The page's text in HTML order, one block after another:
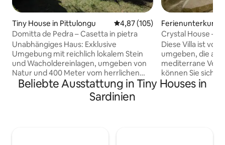
Tiny House in Pittulongu Durchschnittliche Bewertung:
4,87 (105)
Domitta de Pedra – Casetta in pietra
Unabhängiges Haus: Exklusive
Umgebung mit reichlich lokalem Stein
und Wacholdereinlagen, umgeben von
Natur und 400 Meter vom herrlichen
Strand von Bados entfernt, zu Fuß in nur
5 Minuten erreichbar;Wohnbereich mit
Kochnische,Tisch und Stühle,
Ferienunterkunft
Crystal House –
Diese Villa ist von
umgeben, die
mediterrane
können Sie sich
Kontakt mit der
Beliebte Ausstattung in Tiny Houses in
Sardinien